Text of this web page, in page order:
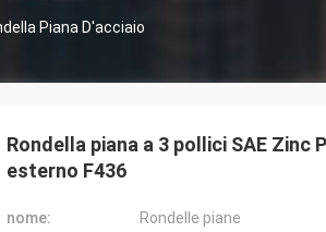
Piana D'acciaio
Rondella piana a 3 pollici SAE Zinc
esterno F436
nome:
Rondelle piane